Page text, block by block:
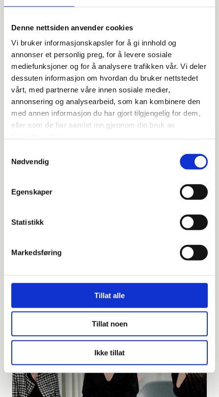
Denne nettsiden anvender cookies
Vi bruker informasjonskapsler for å gi innhold og
annonser et personlig preg, for å levere sosiale
mediefunksjoner og for å analysere trafikken vår. Vi deler
dessuten informasjon om hvordan du bruker nettstedet
vårt, med partnerne våre innen sosiale medier,
annonsering og analysearbeid, som kan kombinere den
med annen informasjon du har gjort tilgjengelig for dem,
eller som de har samlet inn gjennom din bruk av
Nødvendig
Egenskaper
Statistikk
Markedsføring
Tillat alle
Tillat noen
Ikke tillat
Interview with Haakon
Nøkleby, and he shares more about his daily